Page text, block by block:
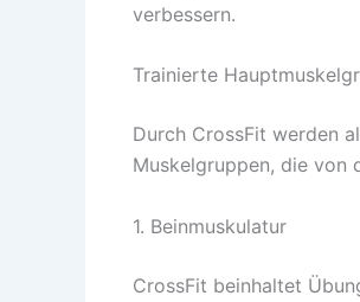
verbessern.
Trainierte
Durch CrossFit werden
Muskelgruppen, die von
1. Beinmuskulatur
CrossFit beinhaltet